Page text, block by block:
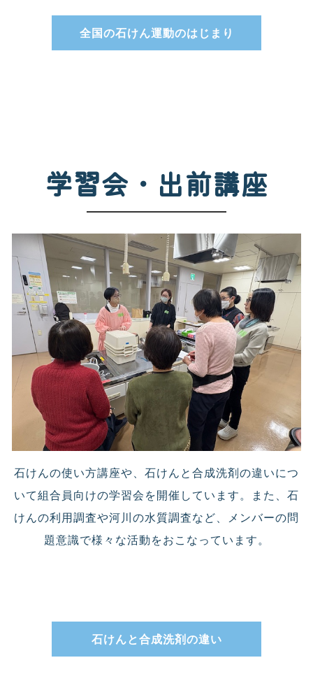
全国の石けん運動のはじまり
学習会・出前講座
石けんの使い方講座や、石けんと合成洗剤の違いにつ
いて組合員向けの学習会を開催しています。また、石
けんの利用調査や河川の水質調査など、メンバーの問
題意識で様々な活動をおこなっています。
石けんと合成洗剤の違い